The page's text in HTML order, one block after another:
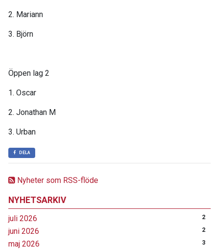
Nyheter som RSS-flöde
NYHETSARKIV
juli 2026 2
juni 2026 2
maj 2026 3
2. Mariann
3. Björn
Öppen lag 2
1. Oscar
2. Jonathan M
3. Urban
DELA